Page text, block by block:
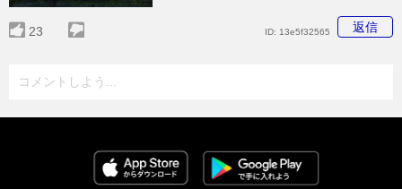
23 返信
ID: 13e5f32565
コメントしよう...